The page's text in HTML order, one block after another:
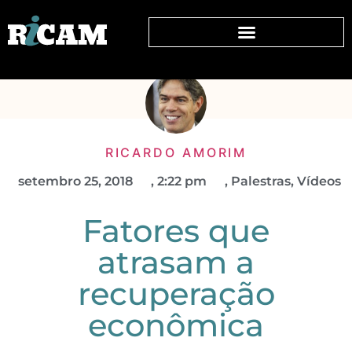
RICARDO AMORIM
setembro 25, 2018 , 2:22 pm , Palestras, Vídeos
Fatores que
atrasam a
recuperação
econômica